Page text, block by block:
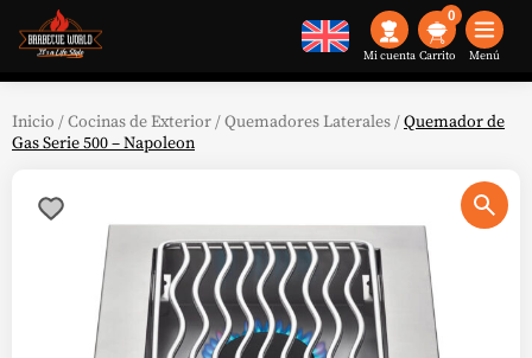
Mi cuenta
0
Menú
Inicio /Cocinas de Exterior /Quemadores Laterales /Quemador de
Gas Serie 500 – Napoleon